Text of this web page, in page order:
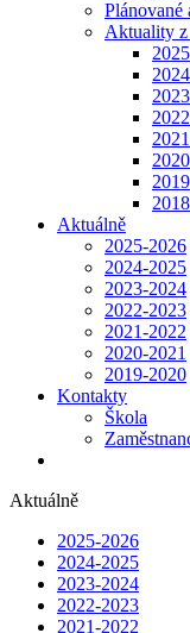
Plánované
Aktuality
Aktuálně
2025-2026
2024-2025
2023-2024
2022-2023
2021-2022
2020-2021
2019-2020
Kontakty
Škola
Aktuálně
2025-2026
2024-2025
2023-2024
2022-2023
2021-2022